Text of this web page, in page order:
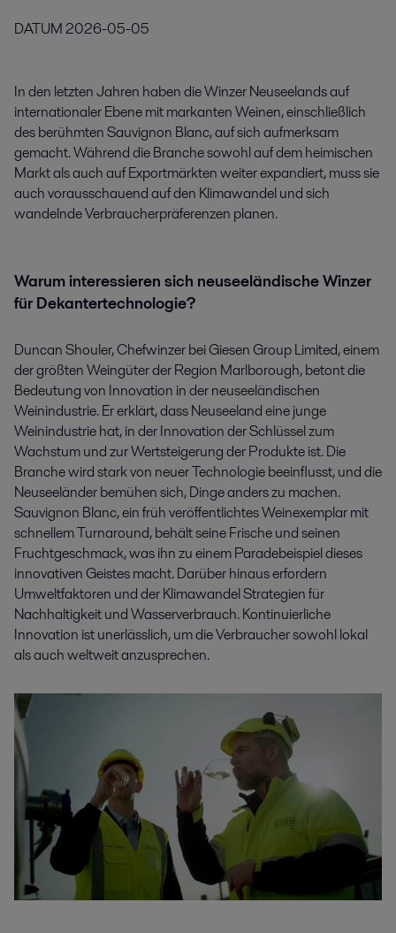
DATUM2026-05-05
In den letzten Jahren haben die Winzer Neuseelands auf
internationaler Ebene mit markanten Weinen, einschließlich
des berühmten Sauvignon Blanc, auf sich aufmerksam
gemacht. Während die Branche sowohl auf dem heimischen
Markt als auch auf Exportmärkten weiter expandiert, muss sie
auch vorausschauend auf den Klimawandel und sich
wandelnde Verbraucherpräferenzen planen.
Warum interessieren sich neuseeländische Winzer
für Dekantertechnologie?
Duncan Shouler, Chefwinzer bei Giesen Group Limited, einem
der größten Weingüter der Region Marlborough, betont die
Bedeutung von Innovation in der neuseeländischen
Weinindustrie. Er erklärt, dass Neuseeland eine junge
Weinindustrie hat, in der Innovation der Schlüssel zum
Wachstum und zur Wertsteigerung der Produkte ist. Die
Branche wird stark von neuer Technologie beeinflusst, und die
Neuseeländer bemühen sich, Dinge anders zu machen.
Sauvignon Blanc, ein früh veröffentlichtes Weinexemplar mit
schnellem Turnaround, behält seine Frische und seinen
Fruchtgeschmack, was ihn zu einem Paradebeispiel dieses
innovativen Geistes macht. Darüber hinaus erfordern
Umweltfaktoren und der Klimawandel Strategien für
Nachhaltigkeit und Wasserverbrauch. Kontinuierliche
Innovation ist unerlässlich, um die Verbraucher sowohl lokal
als auch weltweit anzusprechen.